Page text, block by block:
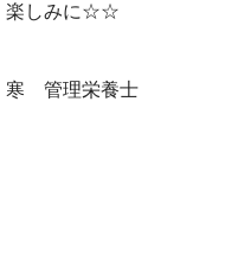
楽しみに☆☆
コス
寒 管理栄養士